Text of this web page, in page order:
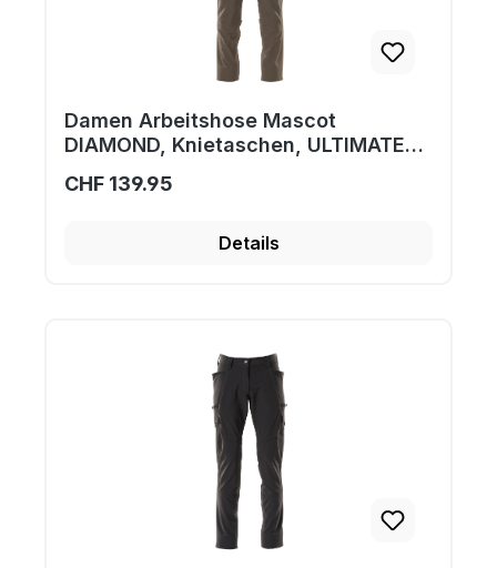
Damen Arbeitshose Mascot
DIAMOND, Knietaschen, ULTIMATE
CHF 139.95
Details